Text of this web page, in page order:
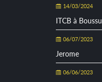
14/03/2024
ITCB à Boussu
06/07/2023
Jerome
06/06/2023